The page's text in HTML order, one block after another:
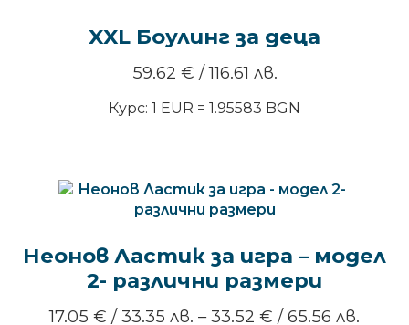
XXL Боулинг за деца
59.62 € / 116.61 лв.
Курс: 1 EUR = 1.95583 BGN
Неонов Ластик за игра – модел
2- различни размери
17.05 € / 33.35 лв. – 33.52 € / 65.56 лв.